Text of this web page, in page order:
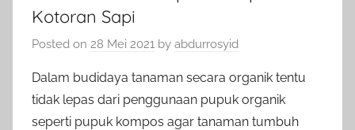
Kotoran Sapi
Posted on 28 Mei 2021 by abdurrosyid
Dalam budidaya tanaman secara organik tentu
tidak lepas dari penggunaan pupuk organik
seperti pupuk kompos agar tanaman tumbuh